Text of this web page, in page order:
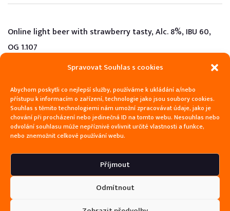
Spravovat Souhlas s cookies
Abychom poskytli co nejlepší služby, používáme k ukládání a/nebo
přístupu k informacím o zařízení, technologie jako jsou soubory cookies.
Souhlas s těmito technologiemi nám umožní zpracovávat údaje, jako je
chování při procházení nebo jedinečná ID na tomto webu. Nesouhlas nebo
odvolání souhlasu může nepříznivě ovlivnit určité vlastnosti a funkce,
nebo znemožnit celkové používání webu.
Příjmout
Odmítnout
Online light beer with strawberry tasty, Alc. 8%, IBU 60,
OG 1.107